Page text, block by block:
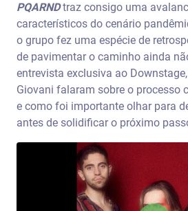
PQARNDtraz consigo uma
característicos do cenário
o grupo fez uma espécie de
de pavimentar o caminho ainda
entrevista exclusiva ao
Giovani falaram sobre o processo
e como foi importante olhar para
antes de solidificar o próximo